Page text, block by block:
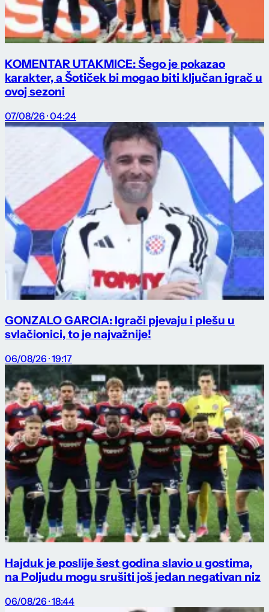
KOMENTAR UTAKMICE: Šego je pokazao
karakter, a Šotiček bi mogao biti ključan igrač u
ovoj sezoni
07/08/26 · 04:24
GONZALO GARCIA: Igrači pjevaju i plešu u
svlačionici, to je najvažnije!
06/08/26 · 19:17
Hajduk je poslije šest godina slavio u gostima,
na Poljudu mogu srušiti još jedan negativan niz
06/08/26 · 18:44